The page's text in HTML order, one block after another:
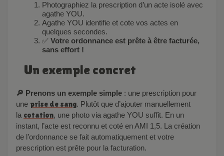
Photographiez la prescription d’un acte isolé avec
agathe YOU.
Agathe YOU identifie et cote vos actes en
quelques secondes.
✅ Votre ordonnance est prête à être facturée,
sans effort !
Un exemple concret
Prenons un exemple simple : une prescription pour
une prise de sang. Plutôt que d’ajouter manuellement
la cotation, une photo via agathe YOU suffit. En un
instant, l’acte est reconnu et coté en AMI 1,5. Lacréation
de l’ordonnance se fait automatiquement et votre
prescription est prête pour la facturation.